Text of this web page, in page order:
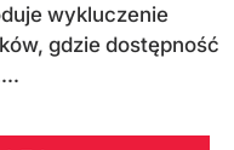
wykluczenie
gdzie dostępność